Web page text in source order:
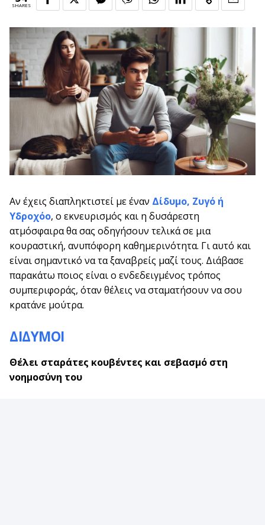
SHARES
Αν έχεις διαπληκτιστεί με έναν Δίδυμο, Ζυγό ή
Υδροχόο, ο εκνευρισμός και η δυσάρεστη
ατμόσφαιρα θα σας οδηγήσουν τελικά σε μια
κουραστική, ανυπόφορη καθημερινότητα. Γι αυτό και
είναι σημαντικό να τα ξαναβρείς μαζί τους. Διάβασε
παρακάτω ποιος είναι ο ενδεδειγμένος τρόπος
συμπεριφοράς, όταν θέλεις να σταματήσουν να σου
κρατάνε μούτρα.
ΔΙΔΥΜΟΙ
Θέλει σταράτες κουβέντες και σεβασμό στη
νοημοσύνη του